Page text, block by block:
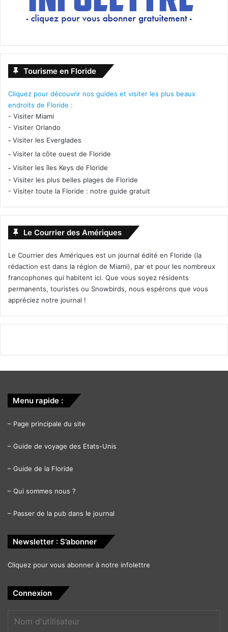
Saint Maud
Le film suit une infirmière pieuse qui devient
dangereusement obsédée par le sauvetage de l’âme de
son patient mourant.
Un film de Rose Glass avec Morfydd Clark, Jennifer Ehle
Tourisme en Floride
Cliquez pour découvrir nos guides et visiter les plus beaux
endroits de Floride :
- Visiter Miami
- Visiter Orlando
- Visiter les Everglades
- Visiter la côte ouest de Floride
- Visiter les îles Keys de Floride
- Visiter les plus belles plages de Floride
- Visiter toute la Floride : notre guide gratuit
Le Courrier des Amériques
Le Courrier des Amériques est un journal édité en Floride (la
rédaction est dans la région de Miami), par et pour les nombreux
francophones qui habitent ici. Que vous soyez résidents
permanents, touristes ou Snowbirds, nous espérons que vous
appréciez notre journal !
Menu rapide :
– Page principale du site
– Guide de voyage des Etats-Unis
– Guide de la Floride
– Qui sommes nous ?
– Passer de la pub dans le journal
Newsletter : S’abonner
Cliquez pour vous abonner à notre infolettre
Connexion